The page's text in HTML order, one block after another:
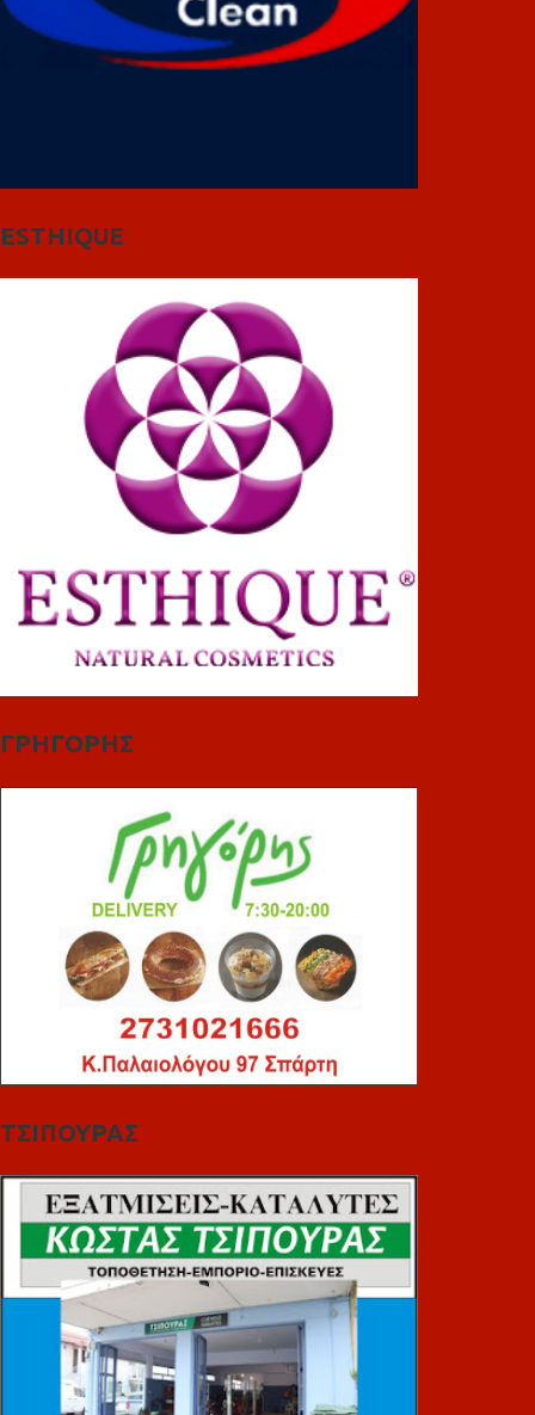
ESTHIQUE
ΓΡΗΓΟΡΗΣ
ΤΣΙΠΟΥΡΑΣ